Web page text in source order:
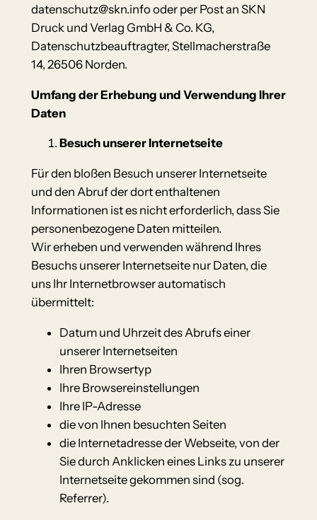
datenschutz@skn.info oder per Post an SKN
Druck und Verlag GmbH & Co. KG,
Datenschutzbeauftragter, Stellmacherstraße
14, 26506 Norden.
Umfang der Erhebung und Verwendung Ihrer
Daten
Besuch unserer Internetseite
Für den bloßen Besuch unserer Internetseite
und den Abruf der dort enthaltenen
Informationen ist es nicht erforderlich, dass Sie
personenbezogene Daten mitteilen.
Wir erheben und verwenden während Ihres
Besuchs unserer Internetseite nur Daten, die
uns Ihr Internetbrowser automatisch
übermittelt:
Datum und Uhrzeit des Abrufs einer
unserer Internetseiten
Ihren Browsertyp
Ihre Browsereinstellungen
Ihre IP-Adresse
die von Ihnen besuchten Seiten
die Internetadresse der Webseite, von der
Sie durch Anklicken eines Links zu unserer
Internetseite gekommen sind (sog.
Referrer).